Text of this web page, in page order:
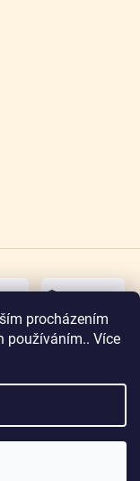
procházením
používáním.. Více
osobní
práva